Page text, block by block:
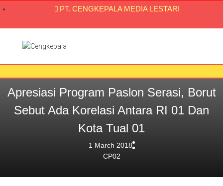
PT. CENGKEPALA MEDIA LESTARI
Apresiasi Program Paslon Serasi, Borut
Sebut Ada Korelasi Antara RI 01 Dan
Kota Tual 01
1 March 2018
CP02